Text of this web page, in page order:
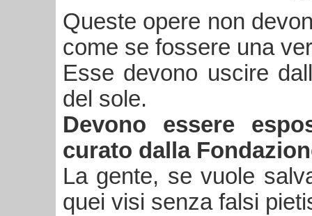
Queste opere non
come se fossere una
Esse devono uscire
del sole.
Devono essere
curato dalla
La gente, se vuole
quei visi senza falsi